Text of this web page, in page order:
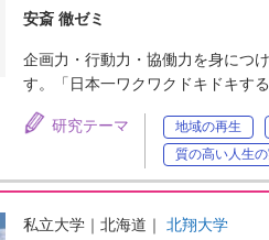
安斎 徹ゼミ
企画力・行動力・協働力を身につ
す。「日本一ワクワクドキドキす
研究テーマ 地域の再生
質の高い人生
私立大学｜北海道｜北翔大学